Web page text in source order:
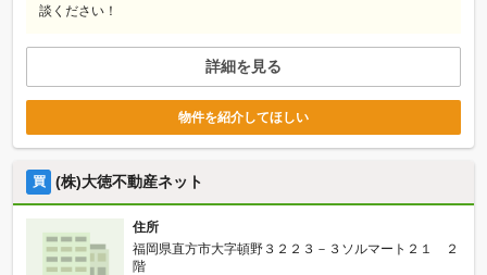
談ください！
詳細を見る
物件を紹介してほしい
買 (株)大徳不動産ネット
住所
福岡県直方市大字頓野３２２３－３ソルマート２１ ２
階